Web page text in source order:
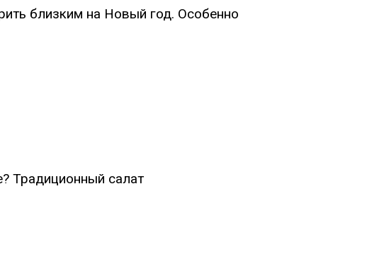
близким на Новый год. Особенно
Традиционный салат